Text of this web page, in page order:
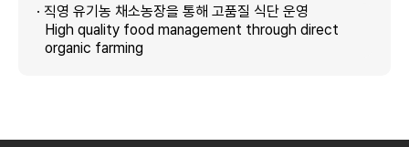
· 직영 유기농 채소농장을 통해 고품질 식단 운영
High quality food management through direct
organic farming